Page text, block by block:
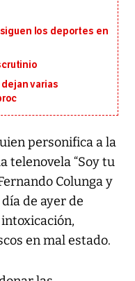
los deportes en
varias
personifica a la
telenovela “Soy tu
Colunga y
de ayer de
en mal estado.